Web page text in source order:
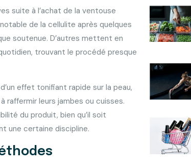
suite à l’achat de la ventouse
de la cellulite après quelques
soutenue. D’autres mettent en
trouvant le procédé presque
effet tonifiant rapide sur la peau,
raffermir leurs jambes ou cuisses.
du produit, bien qu’il soit
une certaine discipline.